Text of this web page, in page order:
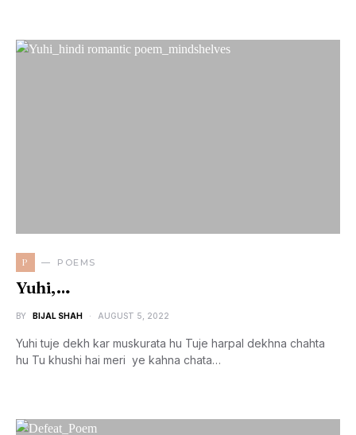
P POEMS
Yuhi,…
BY BIJAL SHAH AUGUST 5, 2022
Yuhi tuje dekh kar muskurata hu Tuje harpal dekhna chahta
hu Tu khushi hai meri ye kahna chata…